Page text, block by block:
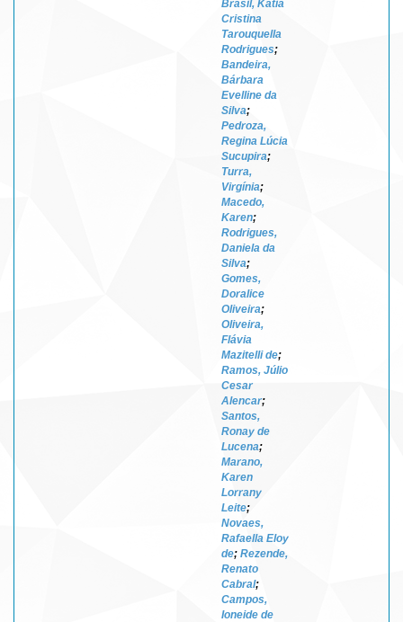
Brasil, Kátia
Cristina
Tarouquella
Rodrigues;
Bandeira,
Bárbara
Evelline da
Silva;
Pedroza,
Regina Lúcia
Sucupira;
Turra,
Virgínia;
Macedo,
Karen;
Rodrigues,
Daniela da
Silva;
Gomes,
Doralice
Oliveira;
Oliveira,
Flávia
Mazitelli de;
Ramos, Júlio
Cesar
Alencar;
Santos,
Ronay de
Lucena;
Marano,
Karen
Lorrany
Leite;
Novaes,
Rafaella Eloy
de; Rezende,
Renato
Cabral;
Campos,
Ioneide de